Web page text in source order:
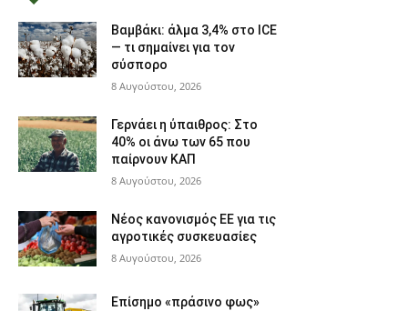
Βαμβάκι: άλμα 3,4% στο ICE
— τι σημαίνει για τον
σύσπορο
8 Αυγούστου, 2026
Γερνάει η ύπαιθρος: Στο
40% οι άνω των 65 που
παίρνουν ΚΑΠ
8 Αυγούστου, 2026
Νέος κανονισμός ΕΕ για τις
αγροτικές συσκευασίες
8 Αυγούστου, 2026
Επίσημο «πράσινο φως»